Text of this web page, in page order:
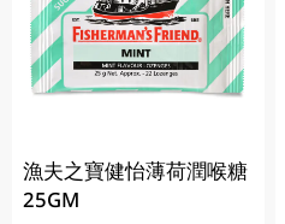
漁夫之寶健怡薄荷潤喉糖
25GM